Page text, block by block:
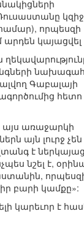
համար), որպեսզի
արդեն կայացվել
Գաբալայի
այս առաջարկի
այն լուրջ չեն
է
նշել է,
բարի կամքը»:
կարեւոր է